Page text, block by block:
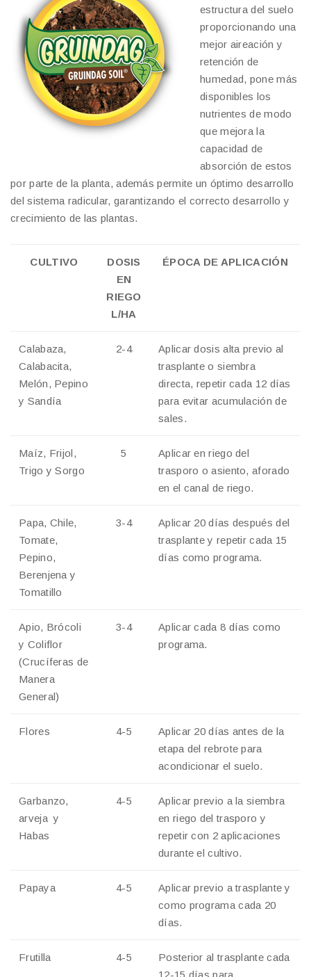
estructura del suelo
proporcionando una
mejor aireación y
retención de
humedad, pone más
disponibles los
nutrientes de modo
que mejora la
capacidad de
absorción de estos
por parte de la planta, además permite un óptimo desarrollo
del sistema radicular, garantizando el correcto desarrollo y
crecimiento de las plantas.
CULTIVO
DOSIS
EN
RIEGO
L/HA
ÉPOCA DE APLICACIÓN
Calabaza,
Calabacita,
Melón, Pepino
y Sandía
2-4
Aplicar dosis alta previo al
trasplante o siembra
directa, repetir cada 12 días
para evitar acumulación de
sales.
Maíz, Frijol,
Trigo y Sorgo
5
Aplicar en riego del
trasporo o asiento, aforado
en el canal de riego.
Papa, Chile,
Tomate,
Pepino,
Berenjena y
Tomatillo
3-4
Aplicar 20 días después del
trasplante y repetir cada 15
días como programa.
Apio, Brócoli
y Coliflor
(Crucíferas de
Manera
General)
3-4
Aplicar cada 8 días como
programa.
Flores 4-5
Aplicar 20 días antes de la
etapa del rebrote para
acondicionar el suelo.
Garbanzo,
arveja y
Habas
4-5
Aplicar previo a la siembra
en riego del trasporo y
repetir con 2 aplicaciones
durante el cultivo.
Papaya 4-5
Aplicar previo a trasplante y
como programa cada 20
días.
Frutilla 4-5
Posterior al trasplante cada